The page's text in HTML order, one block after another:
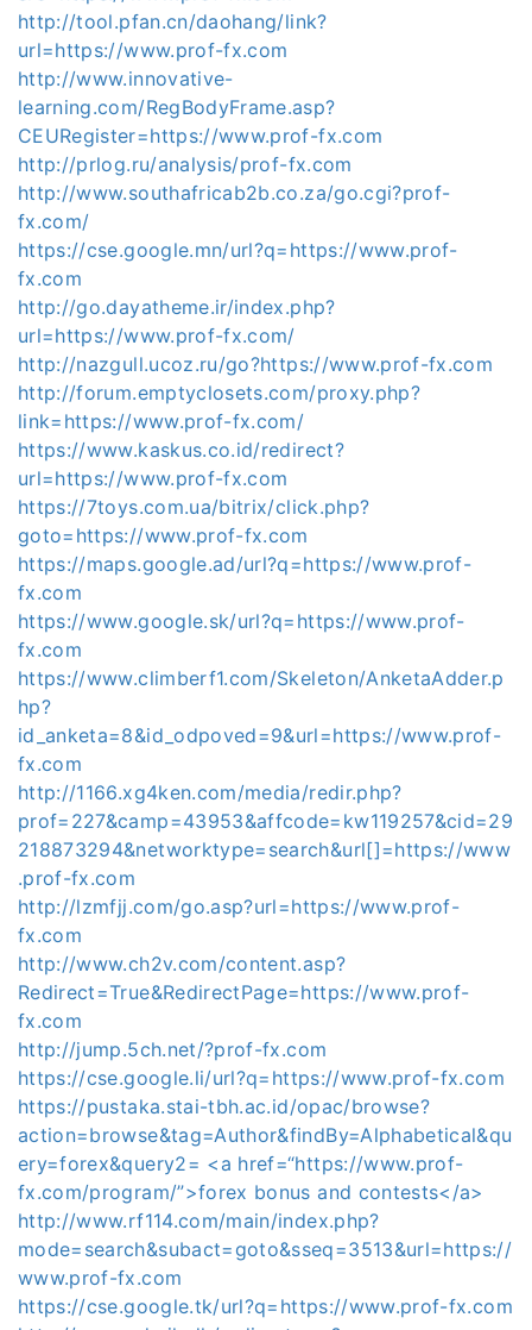
http://tool.pfan.cn/daohang/link?
url=https://www.prof-fx.com
http://www.innovative-
learning.com/RegBodyFrame.asp?
CEURegister=https://www.prof-fx.com
http://prlog.ru/analysis/prof-fx.com
http://www.southafricab2b.co.za/go.cgi?prof-
fx.com/
https://cse.google.mn/url?q=https://www.prof-
fx.com
http://go.dayatheme.ir/index.php?
url=https://www.prof-fx.com/
http://nazgull.ucoz.ru/go?https://www.prof-fx.com
http://forum.emptyclosets.com/proxy.php?
link=https://www.prof-fx.com/
https://www.kaskus.co.id/redirect?
url=https://www.prof-fx.com
https://7toys.com.ua/bitrix/click.php?
goto=https://www.prof-fx.com
https://maps.google.ad/url?q=https://www.prof-
fx.com
https://www.google.sk/url?q=https://www.prof-
fx.com
https://www.climberf1.com/Skeleton/AnketaAdder.p
hp?
id_anketa=8&id_odpoved=9&url=https://www.prof-
fx.com
http://1166.xg4ken.com/media/redir.php?
prof=227&camp=43953&affcode=kw119257&cid=29
218873294&networktype=search&url[]=https://www
.prof-fx.com
http://lzmfjj.com/go.asp?url=https://www.prof-
fx.com
http://www.ch2v.com/content.asp?
Redirect=True&RedirectPage=https://www.prof-
fx.com
http://jump.5ch.net/?prof-fx.com
https://cse.google.li/url?q=https://www.prof-fx.com
https://pustaka.stai-tbh.ac.id/opac/browse?
action=browse&tag=Author&findBy=Alphabetical&qu
ery=forex&query2= <a href=“https://www.prof-
fx.com/program/”>forex bonus and contests</a>
http://www.rf114.com/main/index.php?
mode=search&subact=goto&sseq=3513&url=https://
www.prof-fx.com
https://cse.google.tk/url?q=https://www.prof-fx.com